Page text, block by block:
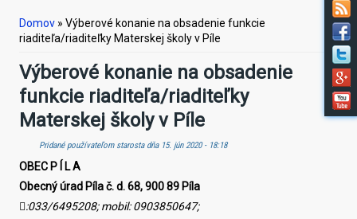
Nachádzate sa tu
Domov » Výberové konanie na obsadenie funkcie
riaditeľa/riaditeľky Materskej školy v Píle
Výberové konanie na obsadenie
funkcie riaditeľa/riaditeľky
Materskej školy v Píle
Pridané používateľom starostadňa 15. jún 2020 - 18:18
OBEC P Í L A
Obecný úrad Píla č. d. 68, 900 89 Píla
:033/6495208; mobil: 0903850647;